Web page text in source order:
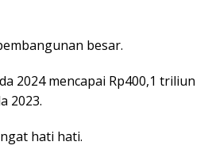
besar.
2024 mencapai Rp400,1 triliun
2023.
hati hati.